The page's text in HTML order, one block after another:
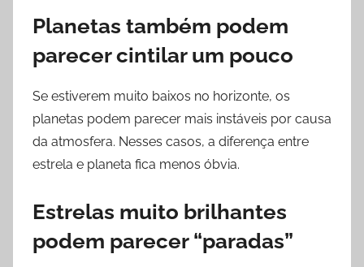
Planetas também podem
parecer cintilar um pouco
Se estiverem muito baixos no horizonte, os
planetas podem parecer mais instáveis por causa
da atmosfera. Nesses casos, a diferença entre
estrela e planeta fica menos óbvia.
Estrelas muito brilhantes
podem parecer “paradas”